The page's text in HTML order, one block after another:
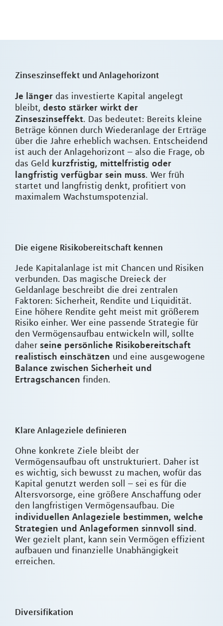
Zinseszinseffekt und Anlagehorizont
Je länger das investierte Kapital angelegt
bleibt, desto stärker wirkt der
Zinseszinseffekt. Das bedeutet: Bereits kleine
Beträge können durch Wiederanlage der Erträge
über die Jahre erheblich wachsen. Entscheidend
ist auch der Anlagehorizont – also die Frage, ob
das Geld kurzfristig, mittelfristig oder
langfristig verfügbar sein muss. Wer früh
startet und langfristig denkt, profitiert von
maximalem Wachstumspotenzial.
Die eigene Risikobereitschaft kennen
Jede Kapitalanlage ist mit Chancen und Risiken
verbunden. Das magische Dreieck der
Geldanlage beschreibt die drei zentralen
Faktoren: Sicherheit, Rendite und Liquidität.
Eine höhere Rendite geht meist mit größerem
Risiko einher. Wer eine passende Strategie für
den Vermögensaufbau entwickeln will, sollte
daher seine persönliche Risikobereitschaft
realistisch einschätzen und eine ausgewogene
Balance zwischen Sicherheit und
Ertragschancen finden.
Klare Anlageziele definieren
Ohne konkrete Ziele bleibt der
Vermögensaufbau oft unstrukturiert. Daher ist
es wichtig, sich bewusst zu machen, wofür das
Kapital genutzt werden soll – sei es für die
Altersvorsorge, eine größere Anschaffung oder
den langfristigen Vermögensaufbau. Die
individuellen Anlageziele bestimmen, welche
Strategien und Anlageformen sinnvoll sind.
Wer gezielt plant, kann sein Vermögen effizient
aufbauen und finanzielle Unabhängigkeit
erreichen.
Diversifikation